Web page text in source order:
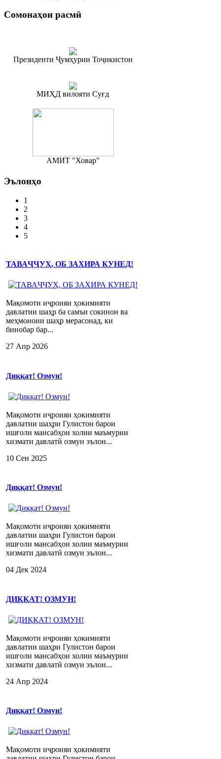
Сомонаҳои расмӣ
Президенти Ҷумҳурии Тоҷикистон
МИҲД вилояти Суғд
АМИТ "Ховар"
Эълонҳо
1
2
3
4
5
ТАВАҶҶУҲ, ОБ ЗАХИРА КУНЕД!
Мақомоти иҷроияи ҳокимияти
давлатии шаҳр ба самъи сокинон ва
меҳмонони шаҳр мерасонад, ки
бинобар бар...
27 Апр 2026
Диққат! Озмун!
Мақомоти иҷроияи ҳокимияти
давлатии шаҳри Гулистон барои
ишғоли мансабҳои холии маъмурии
хизмати давлатӣ озмун эълон...
10 Сен 2025
Диққат! Озмун!
Мақомоти иҷроияи ҳокимияти
давлатии шаҳри Гулистон барои
ишғоли мансабҳои холии маъмурии
хизмати давлатӣ озмун эълон...
04 Дек 2024
ДИҚҚАТ! ОЗМУН!
Мақомоти иҷроияи ҳокимияти
давлатии шаҳри Гулистон барои
ишғоли мансабҳои холии маъмурии
хизмати давлатӣ озмун эълон...
24 Апр 2024
Диққат! Озмун!
Мақомоти иҷроияи ҳокимияти